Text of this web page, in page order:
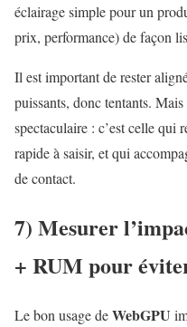
éclairage simple pour un
prix, performance) de façon
Il est important de rester
puissants, donc tentants.
spectaculaire : c’est celle qui
rapide à saisir, et qui
de contact.
7) Mesurer
+ RUM pour
Le bon usage deWebGPU